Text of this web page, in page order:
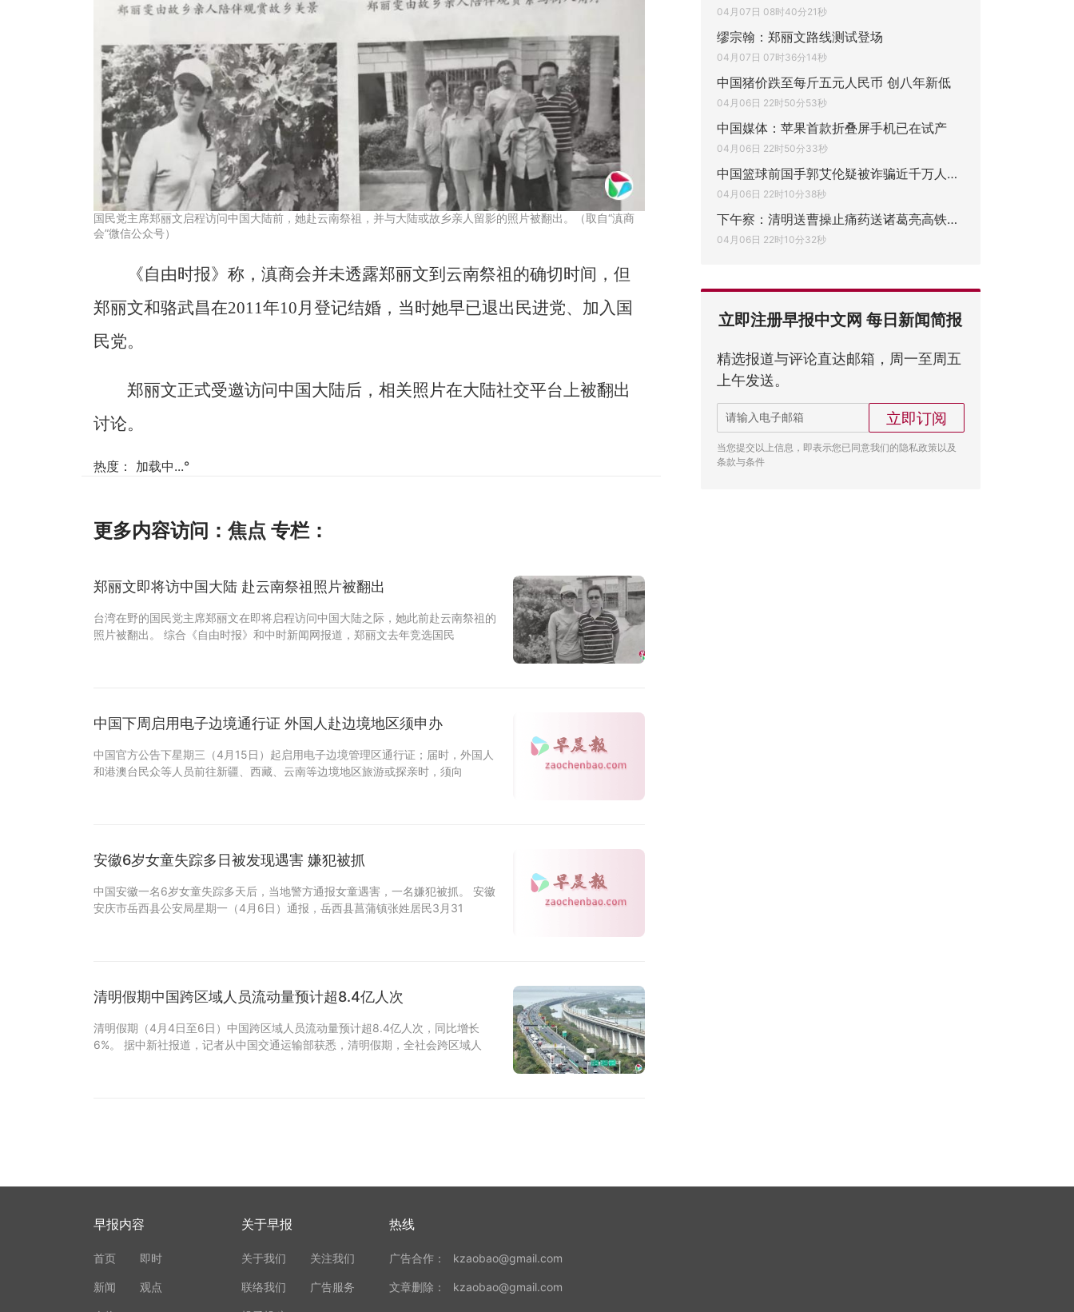
国民党主席郑丽文启程访问中国大陆前，她赴云南祭祖，并与大陆或故乡亲人留影的照片被翻出。（取自“滇商
会”微信公众号）
《自由时报》称，滇商会并未透露郑丽文到云南祭祖的确切时间，但
郑丽文和骆武昌在2011年10月登记结婚，当时她早已退出民进党、加入国
民党。
郑丽文正式受邀访问中国大陆后，相关照片在大陆社交平台上被翻出
讨论。
热度： 加载中...°
更多内容访问： 焦点 专栏：
郑丽文即将访中国大陆 赴云南祭祖照片被翻出
台湾在野的国民党主席郑丽文在即将启程访问中国大陆之际，她此前赴云南祭祖的
照片被翻出。 综合《自由时报》和中时新闻网报道，郑丽文去年竞选国民
中国下周启用电子边境通行证 外国人赴边境地区须申办
中国官方公告下星期三（4月15日）起启用电子边境管理区通行证；届时，外国人
和港澳台民众等人员前往新疆、西藏、云南等边境地区旅游或探亲时，须向
安徽6岁女童失踪多日被发现遇害 嫌犯被抓
中国安徽一名6岁女童失踪多天后，当地警方通报女童遇害，一名嫌犯被抓。 安徽
安庆市岳西县公安局星期一（4月6日）通报，岳西县菖蒲镇张姓居民3月31
清明假期中国跨区域人员流动量预计超8.4亿人次
清明假期（4月4日至6日）中国跨区域人员流动量预计超8.4亿人次，同比增长
6%。 据中新社报道，记者从中国交通运输部获悉，清明假期，全社会跨区域人
04月07日 08时40分21秒
缪宗翰：郑丽文路线测试登场
04月07日 07时36分14秒
中国猪价跌至每斤五元人民币 创八年新低
04月06日 22时50分53秒
中国媒体：苹果首款折叠屏手机已在试产
04月06日 22时50分33秒
中国篮球前国手郭艾伦疑被诈骗近千万人民币
04月06日 22时10分38秒
下午察：清明送曹操止痛药送诸葛亮高铁票成
04月06日 22时10分32秒
立即注册早报中文网 每日新闻简报
精选报道与评论直达邮箱，周一至周五
上午发送。
立即订阅
当您提交以上信息，即表示您已同意我们的隐私政策以及
条款与条件
早报内容
首页 即时
新闻 观点
关于早报
关于我们 关注我们
联络我们 广告服务
热线
广告合作： kzaobao@gmail.com
文章删除： kzaobao@gmail.com